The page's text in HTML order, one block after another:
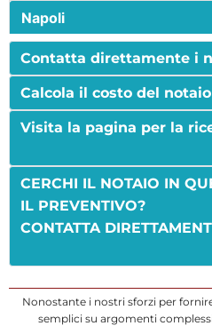
Napoli
Contatta direttamente i
Calcola il costo del
Visita la pagina per la
CERCHI IL NOTAIO IN
IL PREVENTIVO?
CONTATTA
Nonostante i nostri sforzi per
semplici su argomenti